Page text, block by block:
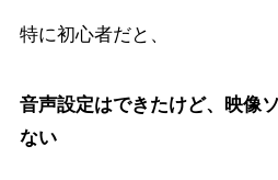
特に初心者だと、
音声設定はできたけど、映像
ない